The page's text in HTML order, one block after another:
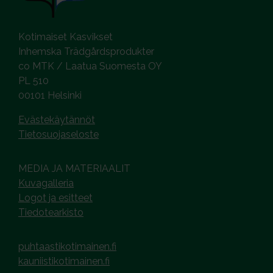
Kotimaiset Kasvikset
Inhemska Trädgårdsprodukter
co MTK / Laatua Suomesta OY
PL 510
00101 Helsinki
Evästekäytännöt
Tietosuojaseloste
MEDIA JA MATERIAALIT
Kuvagalleria
Logot ja esitteet
Tiedotearkisto
puhtaastikotimainen.fi
kauniistikotimainen.fi